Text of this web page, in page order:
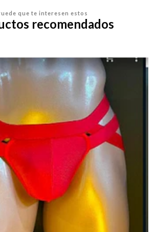
que te interesen estos
recomendados